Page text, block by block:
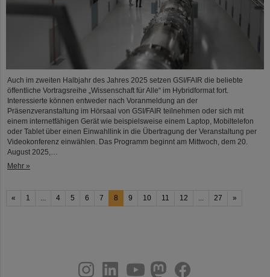
Auch im zweiten Halbjahr des Jahres 2025 setzen GSI/FAIR die beliebte
öffentliche Vortragsreihe „Wissenschaft für Alle“ im Hybridformat fort.
Interessierte können entweder nach Voranmeldung an der
Präsenzveranstaltung im Hörsaal von GSI/FAIR teilnehmen oder sich mit
einem internetfähigen Gerät wie beispielsweise einem Laptop, Mobiltelefon
oder Tablet über einen Einwahllink in die Übertragung der Veranstaltung per
Videokonferenz einwählen. Das Programm beginnt am Mittwoch, dem 20.
August 2025,…
Mehr »
« 1 4 5 6 7 8 9 10 11 12 27 »
youtubehelmholtz.socialfacebook